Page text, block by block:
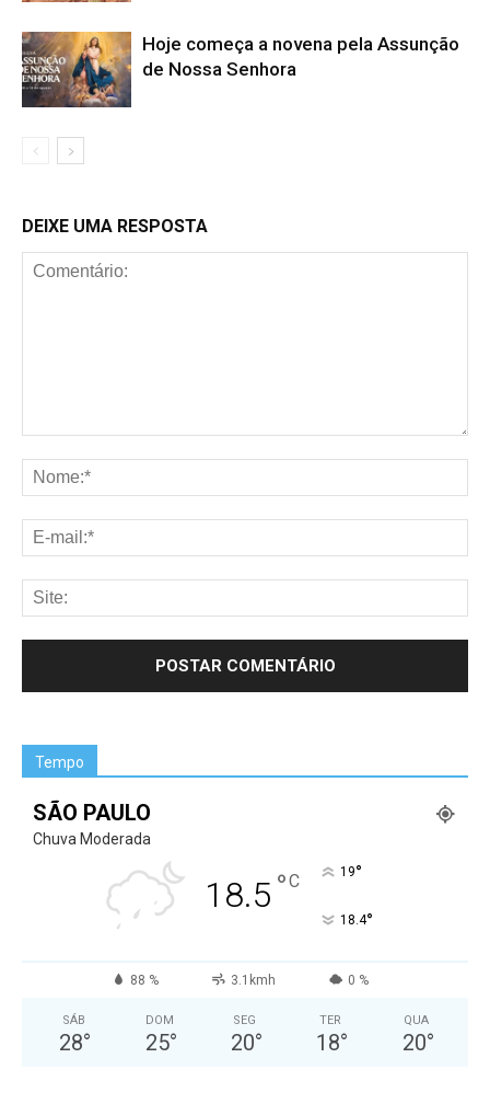
Hoje começa a novena pela Assunção
de Nossa Senhora
DEIXE UMA RESPOSTA
Tempo
SÃO PAULO
Chuva Moderada
18.5 °C 19°
18.4°
88 % 3.1kmh 0 %
SÁB
28°
DOM
25°
SEG
20°
TER
18°
QUA
20°